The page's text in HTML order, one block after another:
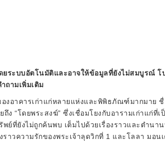
ระบบอัตโนมัติและอาจให้ข้อมูลที่ยังไม่สมบูรณ์
ถามเพิ่มเติม
องอาคารเก่าแก่หลายแห่งและพิพิธภัณฑ์มากมาย
ถึง “โดยพระสงฆ์” ซึ่งเชื่อมโยงกับอารามเก่าแก่
ย์ที่ยังไม่ถูกค้นพบ เต็มไปด้วยเรื่องราวและตำน
ราวความรักของพระเจ้าลุดวิกที่ 1 และโลลา มอ